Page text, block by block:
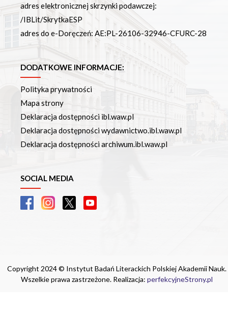
adres elektronicznej skrzynki podawczej:
/IBLit/SkrytkaESP
adres do e-Doręczeń: AE:PL-26106-32946-CFURC-28
DODATKOWE INFORMACJE:
Polityka prywatności
Mapa strony
Deklaracja dostępności ibl.waw.pl
Deklaracja dostępności wydawnictwo.ibl.waw.pl
Deklaracja dostępności archiwum.ibl.waw.pl
SOCIAL MEDIA
Copyright 2024 © Instytut Badań Literackich Polskiej Akademii Nauk.
Wszelkie prawa zastrzeżone. Realizacja: perfekcyjneStrony.pl